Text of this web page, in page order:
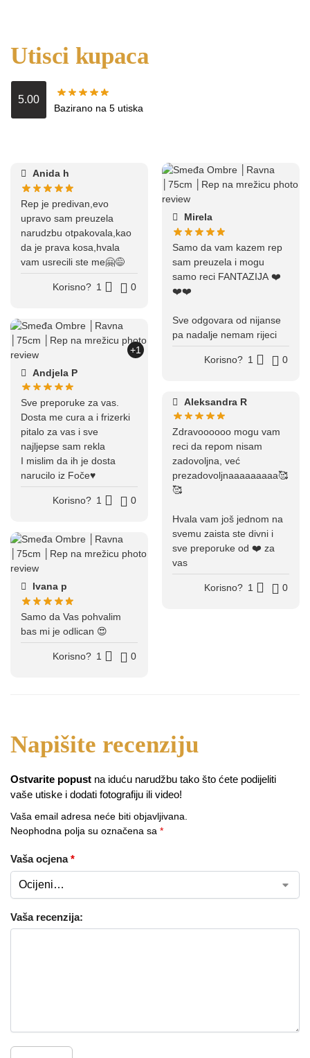
Utisci kupaca
5.00
Bazirano na 5 utiska
Anida h
Rep je predivan,evo
upravo sam preuzela
narudzbu otpakovala,kao
da je prava kosa,hvala
vam usrecili ste me🤗😅
Korisno? 1 0
+1
Andjela P
Sve preporuke za vas.
Dosta me cura a i frizerki
pitalo za vas i sve
najljepse sam rekla
I mislim da ih je dosta
narucilo iz Foče♥️
Korisno? 1 0
Ivana p
Samo da Vas pohvalim
bas mi je odlican 😍
Korisno? 1 0
Mirela
Samo da vam kazem rep
sam preuzela i mogu
samo reci FANTAZIJA ❤️
❤️❤️
Sve odgovara od nijanse
pa nadalje nemam rijeci
Korisno? 1 0
Aleksandra R
Zdravoooooo mogu vam
reci da repom nisam
zadovoljna, već
prezadovoljnaaaaaaaaa🥰
🥰
Hvala vam još jednom na
svemu zaista ste divni i
sve preporuke od ❤️ za
vas
Korisno? 1 0
Ostvarite popust na iduću narudžbu tako što ćete podijeliti
vaše utiske i dodati fotografiju ili video!
Vaša email adresa neće biti objavljivana.
Neophodna polja su označena sa *
Vaša ocjena*
Vaša recenzija: